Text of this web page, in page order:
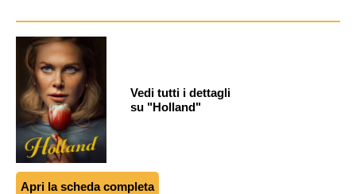
Vedi tutti i dettagli
su "Holland"
Apri la scheda completa